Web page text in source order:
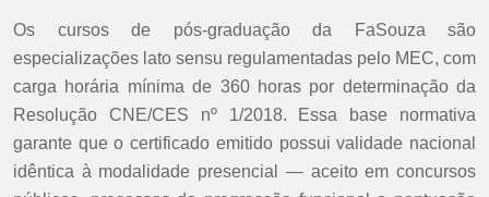
Os cursos de pós-graduação da FaSouza são
especializações lato sensu regulamentadas pelo MEC, com
carga horária mínima de 360 horas por determinação da
Resolução CNE/CES nº 1/2018. Essa base normativa
garante que o certificado emitido possui validade nacional
idêntica à modalidade presencial — aceito em concursos